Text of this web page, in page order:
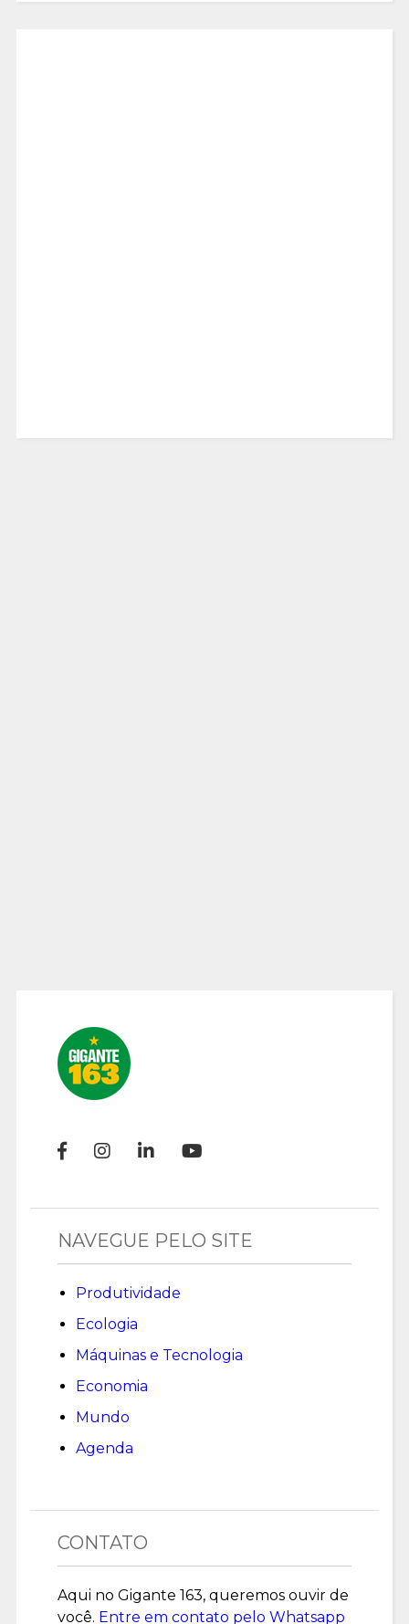
NAVEGUE PELO SITE
Produtividade
Ecologia
Máquinas e Tecnologia
Economia
Mundo
Agenda
CONTATO
Aqui no Gigante 163, queremos ouvir de
você. Entre em contato pelo Whatsapp